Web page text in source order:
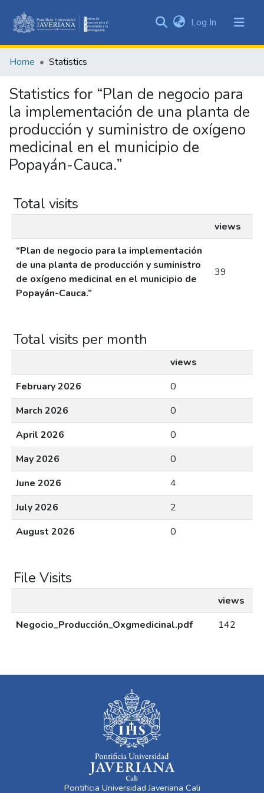
&
All of DSpace
Log In (current)
Home Statistics
Statistics for “Plan de negocio para
la implementación de una planta de
producción y suministro de oxígeno
medicinal en el municipio de
Popayán-Cauca.”
Total visits
views
“Plan de negocio para la implementación
de una planta de producción y suministro
de oxígeno medicinal en el municipio de
Popayán-Cauca.”
39
Total visits per month
views
February 2026
0
March 2026
0
April 2026
0
May 2026
0
June 2026
4
July 2026
2
August 2026
0
File Visits
views
Negocio_Producción_Oxgmedicinal.pdf
142
Pontificia Universidad Javeriana Cali